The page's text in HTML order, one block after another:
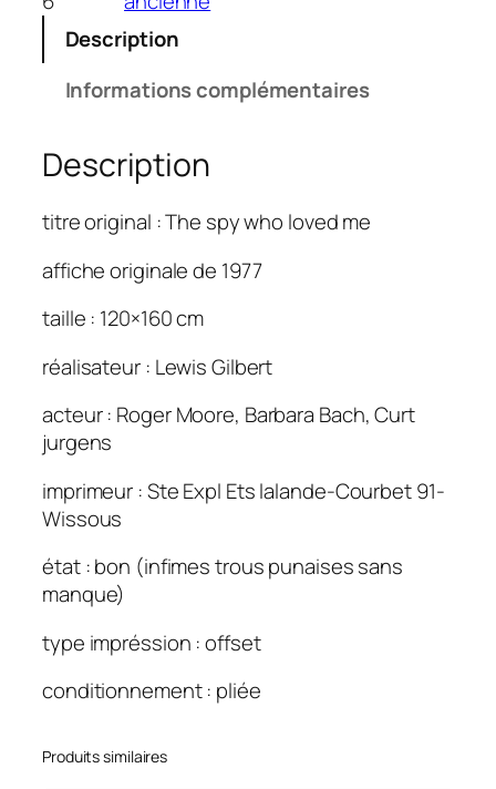
i
E
s
p
o
q
i
m
'
a
i
m
i
t
L
'
2
Description
Informations complémentaires
Description
titre original : The spy who loved me
affiche originale de 1977
taille : 120×160 cm
réalisateur : Lewis Gilbert
acteur : Roger Moore, Barbara Bach, Curt
jurgens
imprimeur : Ste Expl Ets lalande-Courbet 91-
Wissous
état : bon (infimes trous punaises sans
manque)
type impréssion : offset
conditionnement : pliée
Produits similaires